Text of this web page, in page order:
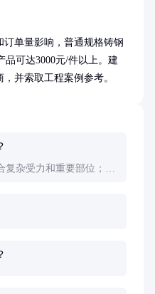
单量影响，普通规格铸钢
品可达3000元/件以上。建
并索取工程案例参考。
杂受力和重要部位；焊